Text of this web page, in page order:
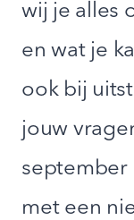
wij je alles
en wat je
ook bij
jouw
september
met een